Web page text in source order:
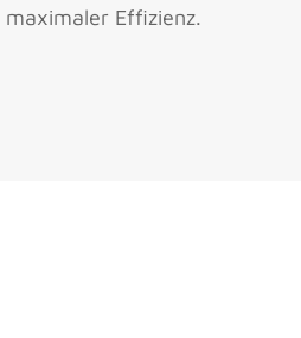
Effizienz.